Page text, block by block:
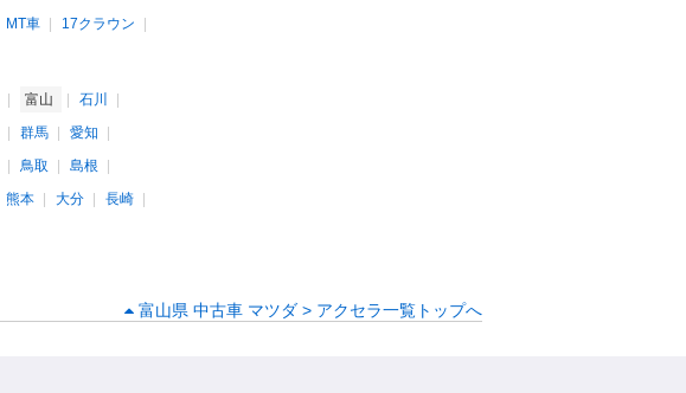
MT車
17クラウン
富山
石川
群馬
愛知
鳥取
島根
熊本 大分
長崎
富山県 中古車 マツダ > アクセラ一覧トップへ